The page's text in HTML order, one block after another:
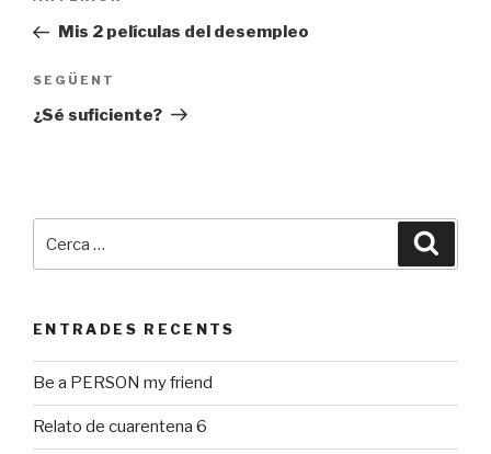
prèviaMis 2 películas del desempleo
Entrada
següent
SEGÜENT
¿Sé suficiente?
ENTRADES RECENTS
Be a PERSON my friend
Relato de cuarentena 6